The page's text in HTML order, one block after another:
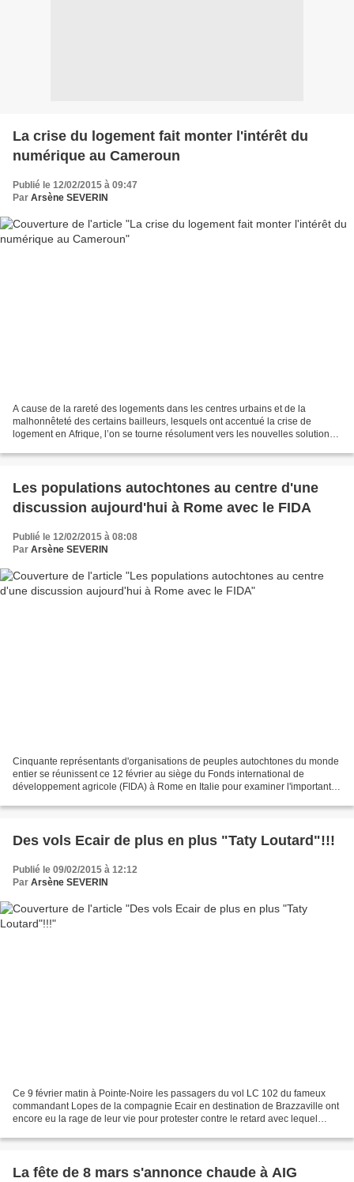
La crise du logement fait monter l'intérêt du
numérique au Cameroun
Publié le 12/02/2015 à 09:47
Par Arsène SEVERIN
A cause de la rareté des logements dans les centres urbains et de la
malhonnêteté des certains bailleurs, lesquels ont accentué la crise de
logement en Afrique, l’on se tourne résolument vers les nouvelles solutions
Les populations autochtones au centre d'une
discussion aujourd'hui à Rome avec le FIDA
Publié le 12/02/2015 à 08:08
Par Arsène SEVERIN
Cinquante représentants d'organisations de peuples autochtones du monde
entier se réunissent ce 12 février au siège du Fonds international de
développement agricole (FIDA) à Rome en Italie pour examiner l'importante
Des vols Ecair de plus en plus "Taty Loutard"!!!
Publié le 09/02/2015 à 12:12
Par Arsène SEVERIN
Ce 9 février matin à Pointe-Noire les passagers du vol LC 102 du fameux
commandant Lopes de la compagnie Ecair en destination de Brazzaville ont
encore eu la rage de leur vie pour protester contre le retard avec lequel
La fête de 8 mars s'annonce chaude à AIG